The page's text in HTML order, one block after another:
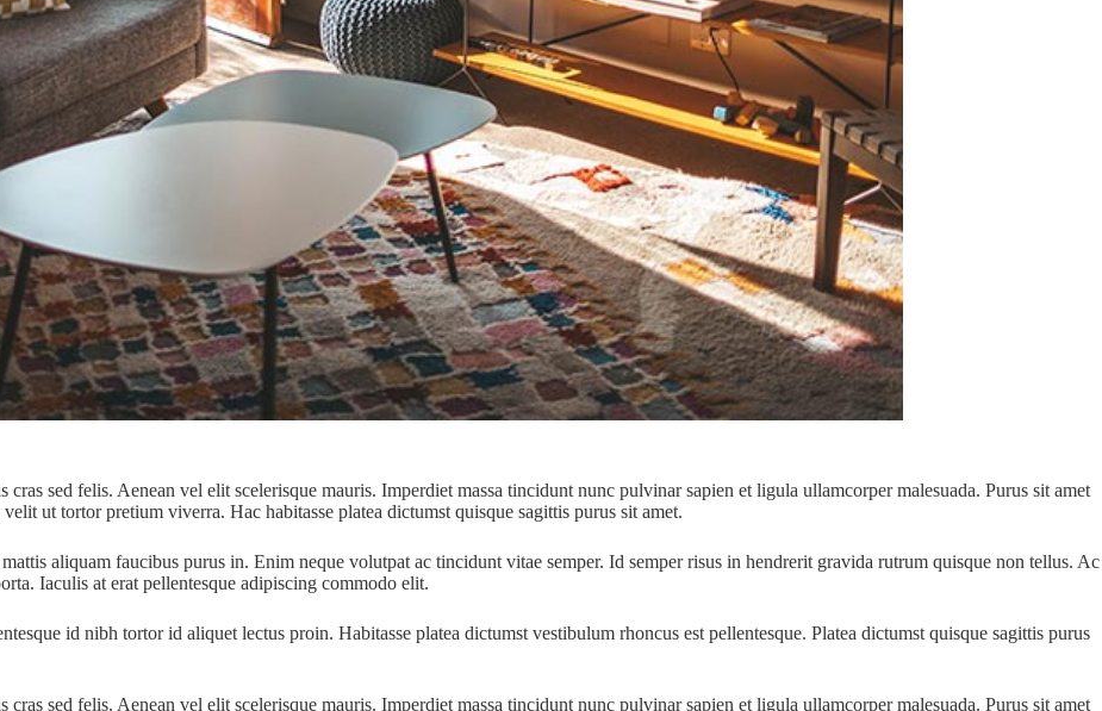
sed felis. Aenean vel elit scelerisque mauris. Imperdiet massa tincidunt nunc pulvinar sapien et ligula ullamcorper malesuada. Purus sit amet
ut tortor pretium viverra. Hac habitasse platea dictumst quisque sagittis purus sit amet.
aliquam faucibus purus in. Enim neque volutpat ac tincidunt vitae semper. Id semper risus in hendrerit gravida rutrum quisque non tellus. Ac
Iaculis at erat pellentesque adipiscing commodo elit.
id nibh tortor id aliquet lectus proin. Habitasse platea dictumst vestibulum rhoncus est pellentesque. Platea dictumst quisque sagittis purus
sed felis. Aenean vel elit scelerisque mauris. Imperdiet massa tincidunt nunc pulvinar sapien et ligula ullamcorper malesuada. Purus sit amet